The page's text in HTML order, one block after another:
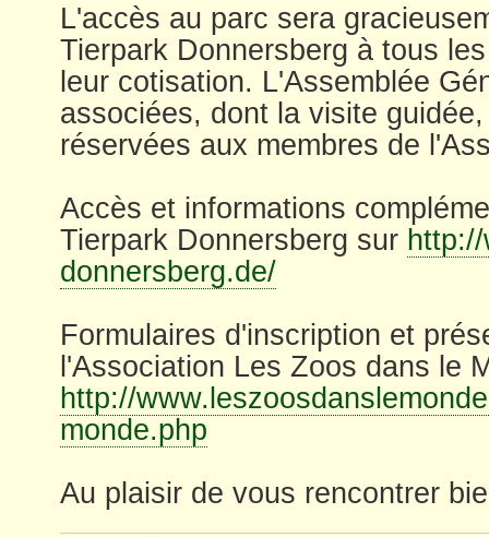
L'accès au parc sera
Tierpark Donnersberg à tous
leur cotisation. L'Assemblée
associées, dont la visite
réservées aux membres de
Accès et informations
Tierpark Donnersberg sur
donnersberg.de/
Formulaires d'inscription et
l'Association Les Zoos dans le
http://
monde.php
Au plaisir de vous rencontrer